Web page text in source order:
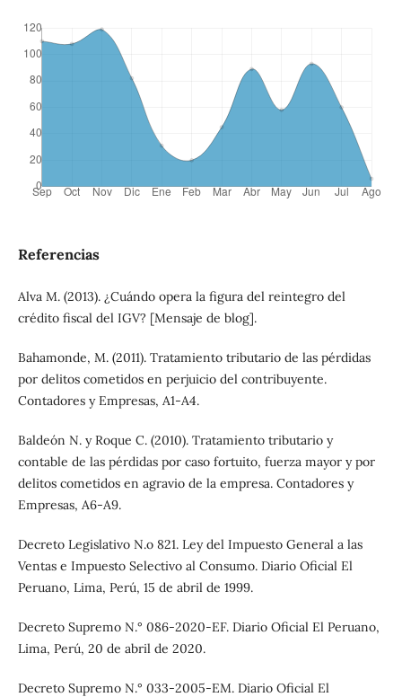
Referencias
Alva M. (2013). ¿Cuándo opera la figura del reintegro del
crédito fiscal del IGV? [Mensaje de blog].
Bahamonde, M. (2011). Tratamiento tributario de las pérdidas
por delitos cometidos en perjuicio del contribuyente.
Contadores y Empresas, A1-A4.
Baldeón N. y Roque C. (2010). Tratamiento tributario y
contable de las pérdidas por caso fortuito, fuerza mayor y por
delitos cometidos en agravio de la empresa. Contadores y
Empresas, A6-A9.
Decreto Legislativo N.o 821. Ley del Impuesto General a las
Ventas e Impuesto Selectivo al Consumo. Diario Oficial El
Peruano, Lima, Perú, 15 de abril de 1999.
Decreto Supremo N.° 086-2020-EF. Diario Oficial El Peruano,
Lima, Perú, 20 de abril de 2020.
Decreto Supremo N.° 033-2005-EM. Diario Oficial El